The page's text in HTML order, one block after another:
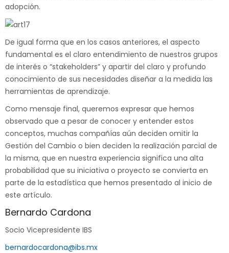
adopción.
De igual forma que en los casos anteriores, el aspecto
fundamental es el claro entendimiento de nuestros grupos
de interés o “stakeholders” y apartir del claro y profundo
conocimiento de sus necesidades diseñar a la medida las
herramientas de aprendizaje.
Como mensaje final, queremos expresar que hemos
observado que a pesar de conocer y entender estos
conceptos, muchas compañías aún deciden omitir la
Gestión del Cambio o bien deciden la realización parcial de
la misma, que en nuestra experiencia significa una alta
probabilidad que su iniciativa o proyecto se convierta en
parte de la estadística que hemos presentado al inicio de
este artículo.
Bernardo Cardona
Socio Vicepresidente IBS
bernardocardona@ibs.mx